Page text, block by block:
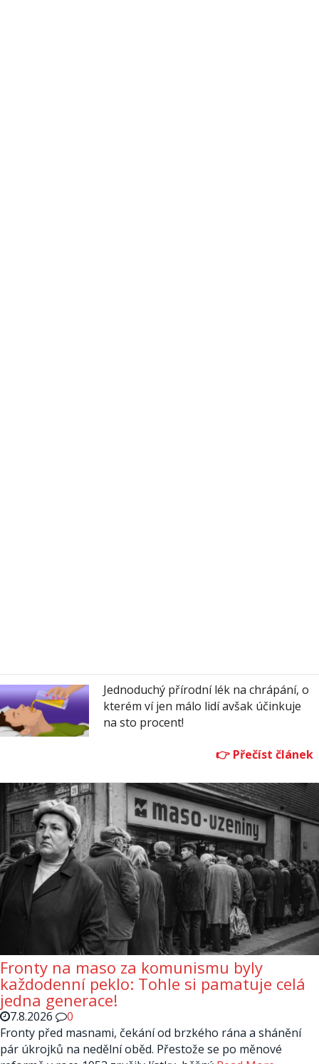
Jednoduchý přírodní lék na chrápání, o
kterém ví jen málo lidí avšak účinkuje
na sto procent!
Fronty na maso za komunismu byly
každodenní peklo: Tohle si pamatuje celá
jedna generace!
7.8.2026
0
Fronty před masnami, čekání od brzkého rána a shánění
pár úkrojků na nedělní oběd. Přestože se po měnové